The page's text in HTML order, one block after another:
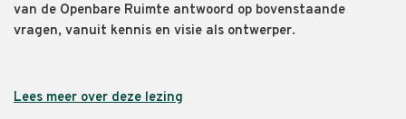
van de Openbare Ruimte antwoord op bovenstaande
vragen, vanuit kennis en visie als ontwerper.
Lees meer over deze lezing